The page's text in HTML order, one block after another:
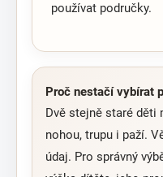
používat područky.
Proč nestačí vybírat
Dvě stejně staré
nohou, trupu i paží.
údaj. Pro správný